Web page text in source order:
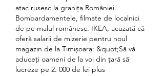
atac rusesc la granița României.
Bombardamentele, filmate de localnici
de pe malul românesc. IKEA, acuzată că
oferă salarii de mizerie pentru noul
magazin de la Timișoara: &quot;Să vă
aduceți oameni de la voi din țară să
lucreze pe 2. 000 de lei plus